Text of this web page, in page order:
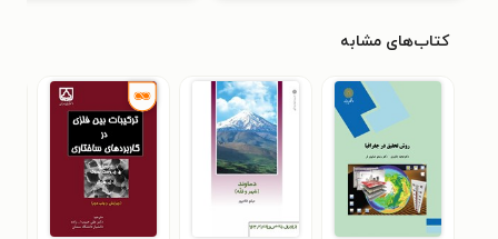
کتاب‌های مشابه